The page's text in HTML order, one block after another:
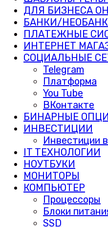
ДЛЯ БИЗНЕСА
БАНКИ/
ПЛАТЕЖНЫЕ
ИНТЕРНЕТ
СОЦИАЛЬНЫЕ
Telegram
Платформа
You Tube
ВКонтакте
БИНАРНЫЕ
ИНВЕСТИЦИИ
Инвестиции
IT ТЕХНОЛОГИИ
НОУТБУКИ
МОНИТОРЫ
КОМПЬЮТЕР
Процессоры
Блоки
SSD